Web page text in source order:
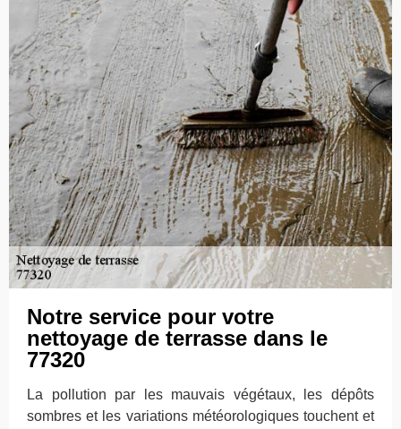
Notre service pour votre
nettoyage de terrasse dans le
77320
La pollution par les mauvais végétaux, les dépôts
sombres et les variations météorologiques touchent et